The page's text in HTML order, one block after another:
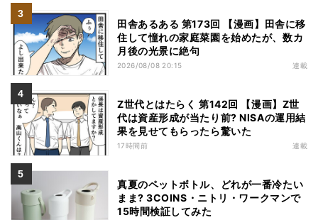
田舎あるある 第173回 【漫画】田舎に移
住して憧れの家庭菜園を始めたが、数カ
月後の光景に絶句
2026/08/08 20:15 連載
Z世代とはたらく 第142回 【漫画】Z世
代は資産形成が当たり前? NISAの運用結
果を見せてもらったら驚いた
17時間前 連載
真夏のペットボトル、どれが一番冷たい
まま? 3COINS・ニトリ・ワークマンで
15時間検証してみた